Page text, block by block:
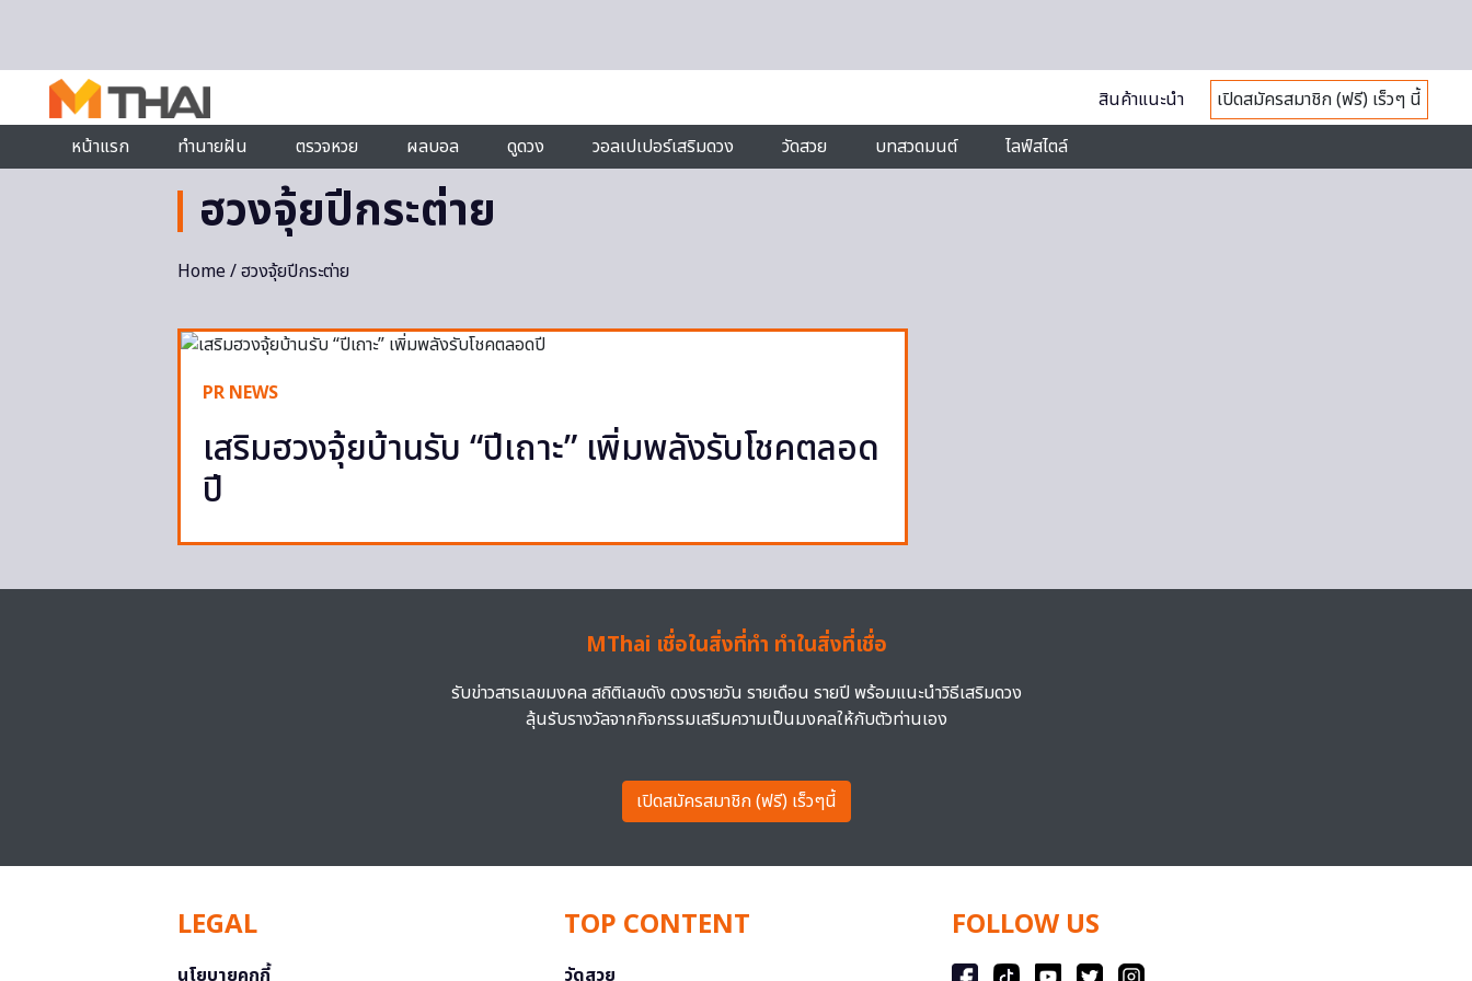
สินค้าแนะนำ
เปิดสมัครสมาชิก (ฟรี) เร็วๆ นี้
หน้าแรก
ทำนายฝัน ตรวจหวย ผลบอล ดูดวง วอลเปเปอร์เสริมดวง วัดสวย บทสวดมนต์ ไลฟ์สไตล์
ฮวงจุ้ยปีกระต่าย
Home/ ฮวงจุ้ยปีกระต่าย
PR NEWS
เสริมฮวงจุ้ยบ้านรับ “ปีเถาะ” เพิ่มพลังรับโชคตลอด
ปี
MThai เชื่อในสิ่งที่ทำ ทำในสิ่งที่เชื่อ
รับข่าวสารเลขมงคล สถิติเลขดัง ดวงรายวัน รายเดือน รายปี พร้อมแนะนำวิธีเสริมดวง
ลุ้นรับรางวัลจากกิจกรรมเสริมความเป็นมงคลให้กับตัวท่านเอง
เปิดสมัครสมาชิก (ฟรี) เร็วๆนี้
LEGAL
นโยบายคุกกี้
TOP CONTENT
วัดสวย
FOLLOW US